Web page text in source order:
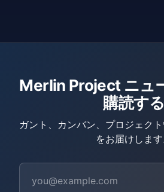
Merlin Project ニュ
購読する
ガント、カンバン、プロジェク
をお届けします